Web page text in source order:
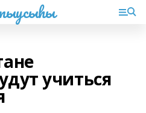
учиться